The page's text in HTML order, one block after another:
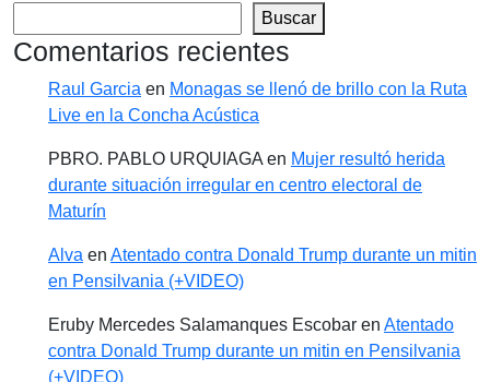
Buscar
Comentarios recientes
Raul Garcia en Monagas se llenó de brillo con la Ruta
Live en la Concha Acústica
PBRO. PABLO URQUIAGA en Mujer resultó herida
durante situación irregular en centro electoral de
Maturín
Alva en Atentado contra Donald Trump durante un mitin
en Pensilvania (+VIDEO)
Eruby Mercedes Salamanques Escobar en Atentado
contra Donald Trump durante un mitin en Pensilvania
(+VIDEO)